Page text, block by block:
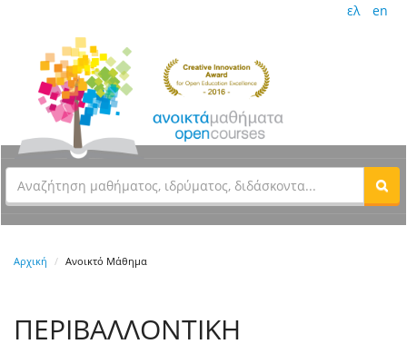
ελ en
Αρχική Ανοικτό Μάθημα
ΠΕΡΙΒΑΛΛΟΝΤΙΚΗ